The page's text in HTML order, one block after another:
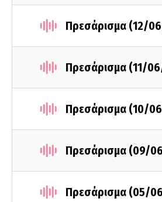
Πρεσάρισμα (12/
Πρεσάρισμα (11/
Πρεσάρισμα (10/
Πρεσάρισμα (09/
Πρεσάρισμα (05/